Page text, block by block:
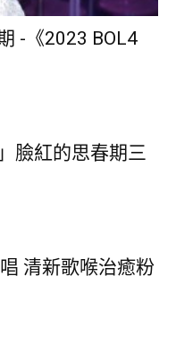
-《2023 BOL4
臉紅的思春期三
清新歌喉治癒粉